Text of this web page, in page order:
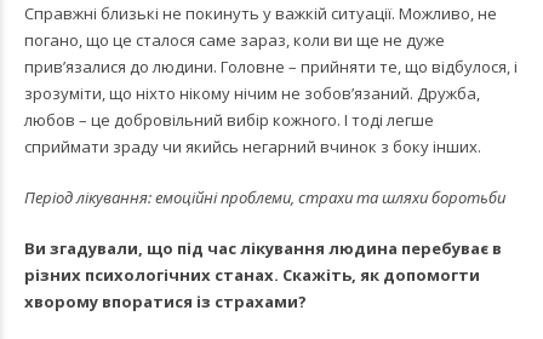
Справжні близькі не покинуть у важкій ситуації. Можливо, не
погано, що це сталося саме зараз, коли ви ще не дуже
прив’язалися до людини. Головне – прийняти те, що відбулося, і
зрозуміти, що ніхто нікому нічим не зобов’язаний. Дружба,
любов – це добровільний вибір кожного. І тоді легше
сприймати зраду чи якийсь негарний вчинок з боку інших.
Період лікування: емоційні проблеми, страхи та шляхи боротьби
Ви згадували, що під час лікування людина перебуває в
різних психологічних станах. Скажіть, як допомогти
хворому впоратися із страхами?